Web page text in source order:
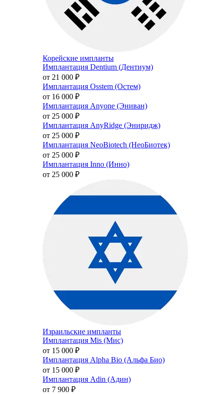
Корейские импланты
Имплантация Dentium (Дентиум)
от 21 000 ₽
Имплантация Osstem (Остем)
от 16 000 ₽
Имплантация Anyone (Эниван)
от 25 000 ₽
Имплантация AnyRidge (Эниридж)
от 25 000 ₽
Имплантация NeoBiotech (НеоБиотек)
от 25 000 ₽
Имплантация Inno (Инно)
от 25 000 ₽
Израильские импланты
Имплантация Mis (Мис)
от 15 000 ₽
Имплантация Alpha Bio (Альфа Био)
от 15 000 ₽
Имплантация Adin (Адин)
от 7 900 ₽